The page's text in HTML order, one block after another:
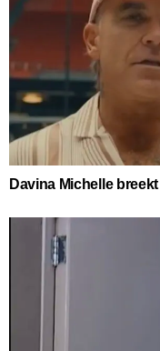
Davina Michelle